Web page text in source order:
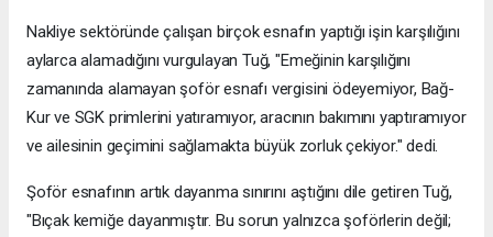
Nakliye sektöründe çalışan birçok esnafın yaptığı işin karşılığını
aylarca alamadığını vurgulayan Tuğ, "Emeğinin karşılığını
zamanında alamayan şoför esnafı vergisini ödeyemiyor, Bağ-
Kur ve SGK primlerini yatıramıyor, aracının bakımını yaptıramıyor
ve ailesinin geçimini sağlamakta büyük zorluk çekiyor." dedi.
Şoför esnafının artık dayanma sınırını aştığını dile getiren Tuğ,
"Bıçak kemiğe dayanmıştır. Bu sorun yalnızca şoförlerin değil;